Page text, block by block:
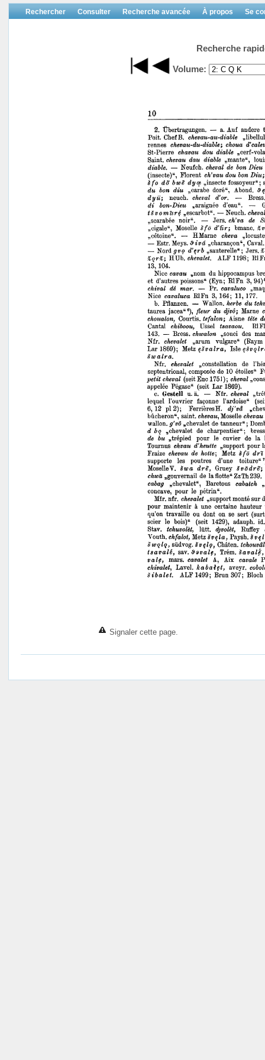
Rechercher Consulter Recherche avancée À propos Se
Recherche
Volume:
Signaler cette page.